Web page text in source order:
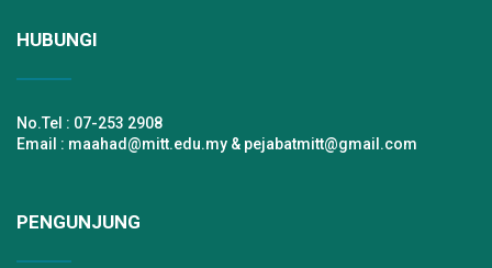
HUBUNGI
No.Tel : 07-253 2908
Email : maahad@mitt.edu.my & pejabatmitt@gmail.com
PENGUNJUNG